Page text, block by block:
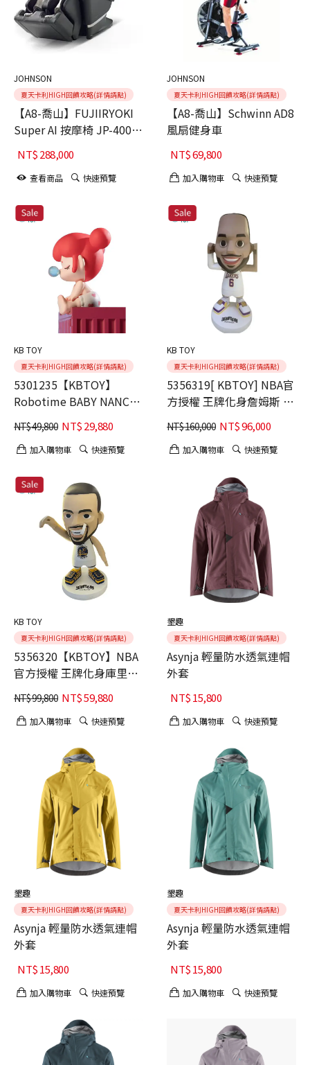
JOHNSON
夏天卡利HIGH回饋攻略(詳情請點)
【A8-喬山】FUJIIRYOKI
Super AI 按摩椅 JP-4000
5D-Ai MECHA Plus
NT$288,000
查看商品 快速預覽
JOHNSON
夏天卡利HIGH回饋攻略(詳情請點)
【A8-喬山】Schwinn AD8
風扇健身車
NT$69,800
加入購物車 快速預覽
KB TOY
夏天卡利HIGH回饋攻略(詳情請點)
5301235【KBTOY】
Robotime BABY NANCI
大公仔
NT$49,800 NT$29,880
加入購物車 快速預覽
KB TOY
夏天卡利HIGH回饋攻略(詳情請點)
5356319[ KBTOY] NBA官
方授權 王牌化身詹姆斯 全
台限量1體訂製版FRP
NT$160,000 NT$96,000
加入購物車 快速預覽
KB TOY
夏天卡利HIGH回饋攻略(詳情請點)
5356320【KBTOY】NBA
官方授權 王牌化身庫里玻
璃鋼-白色30號球衣
NT$99,800 NT$59,880
加入購物車 快速預覽
墾趣
夏天卡利HIGH回饋攻略(詳情請點)
Asynja 輕量防水透氣連帽
外套
NT$15,800
加入購物車 快速預覽
墾趣
夏天卡利HIGH回饋攻略(詳情請點)
Asynja 輕量防水透氣連帽
外套
NT$15,800
加入購物車 快速預覽
墾趣
夏天卡利HIGH回饋攻略(詳情請點)
Asynja 輕量防水透氣連帽
外套
NT$15,800
加入購物車 快速預覽